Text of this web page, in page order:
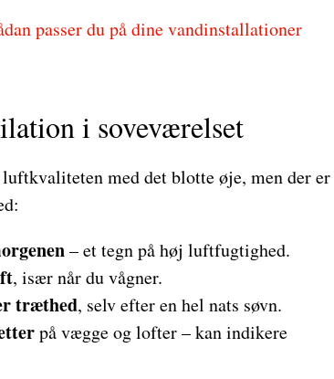
passer du på dine vandinstallationer
i soveværelset
med det blotte øje, men der er
– et tegn på høj luftfugtighed.
, især når du vågner.
træthed, selv efter en hel nats søvn.
på vægge og lofter – kan indikere